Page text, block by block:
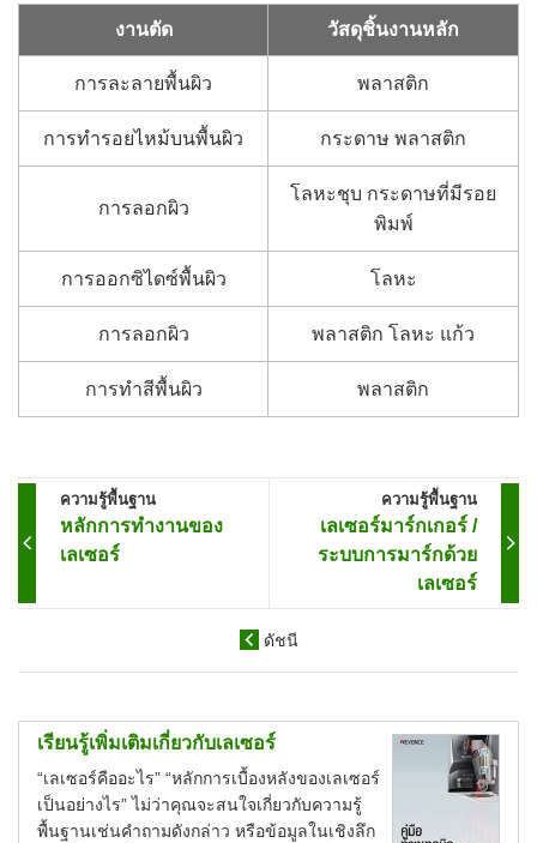
งานตัด วัสดุชิ้นงานหลัก
การละลายพื้นผิว พลาสติก
การทำรอยไหม้บนพื้นผิว กระดาษ พลาสติก
การลอกผิว
โลหะชุบ กระดาษที่มีรอย
พิมพ์
การออกซิไดซ์พื้นผิว โลหะ
การลอกผิว พลาสติก โลหะ แก้ว
การทำสีพื้นผิว พลาสติก
ความรู้พื้นฐาน
หลักการทำงานของ
เลเซอร์
ความรู้พื้นฐาน
เลเซอร์มาร์กเกอร์ /
ระบบการมาร์กด้วย
เลเซอร์
ดัชนี
เรียนรู้เพิ่มเติมเกี่ยวกับเลเซอร์
“เลเซอร์คืออะไร” “หลักการเบื้องหลังของเลเซอร์
เป็นอย่างไร” ไม่ว่าคุณจะสนใจเกี่ยวกับความรู้
พื้นฐานเช่นคำถามดังกล่าว หรือข้อมูลในเชิงลึก